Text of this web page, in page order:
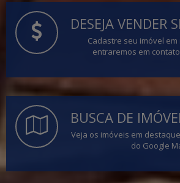
DESEJA VENDER
Cadastre seu imóvel em
entraremos em
BUSCA DE
Veja os imóveis em
do Google